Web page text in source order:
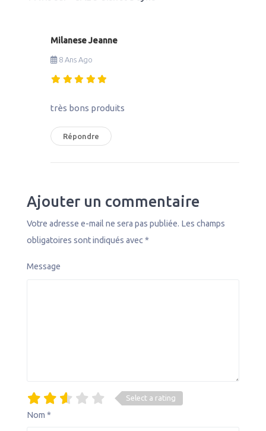
Milanese Jeanne
8 Ans Ago
très bons produits
Répondre
Ajouter un commentaire
Votre adresse e-mail ne sera pas publiée. Les champs
obligatoires sont indiqués avec *
Message
Select a rating
Nom *